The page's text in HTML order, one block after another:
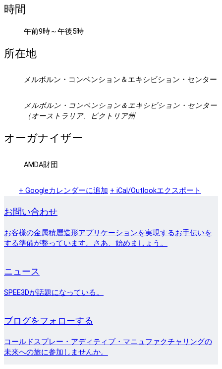
時間
午前9時～午後5時
所在地
メルボルン・コンベンション＆エキシビション・センター
メルボルン・コンベンション＆エキシビション・センター
（オーストラリア、ビクトリア州
オーガナイザー
AMDA財団
+ Googleカレンダーに追加 + iCal/Outlookエクスポート
お問い合わせ
お客様の金属積層造形アプリケーションを実現するお手伝いを
する準備が整っています。さあ、始めましょう。
ニュース
SPEE3Dが話題になっている。
ブログをフォローする
コールドスプレー・アディティブ・マニュファクチャリングの
未来への旅に参加しませんか。